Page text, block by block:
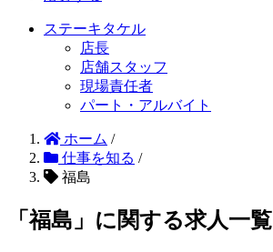
ステーキタケル
店長
店舗スタッフ
現場責任者
パート・アルバイト
ホーム /
仕事を知る /
福島
「福島」に関する求人一覧